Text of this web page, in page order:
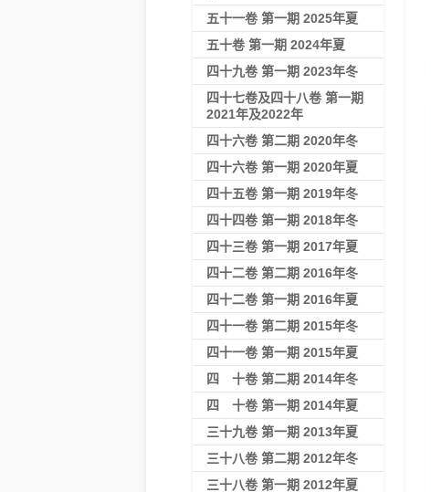
五十一卷 第一期 2025年夏
五十卷 第一期 2024年夏
四十九卷 第一期 2023年冬
四十七卷及四十八卷 第一期
2021年及2022年
四十六卷 第二期 2020年冬
四十六卷 第一期 2020年夏
四十五卷 第一期 2019年冬
四十四卷 第一期 2018年冬
四十三卷 第一期 2017年夏
四十二卷 第二期 2016年冬
四十二卷 第一期 2016年夏
四十一卷 第二期 2015年冬
四十一卷 第一期 2015年夏
四 十卷 第二期 2014年冬
四 十卷 第一期 2014年夏
三十九卷 第一期 2013年夏
三十八卷 第二期 2012年冬
三十八卷 第一期 2012年夏